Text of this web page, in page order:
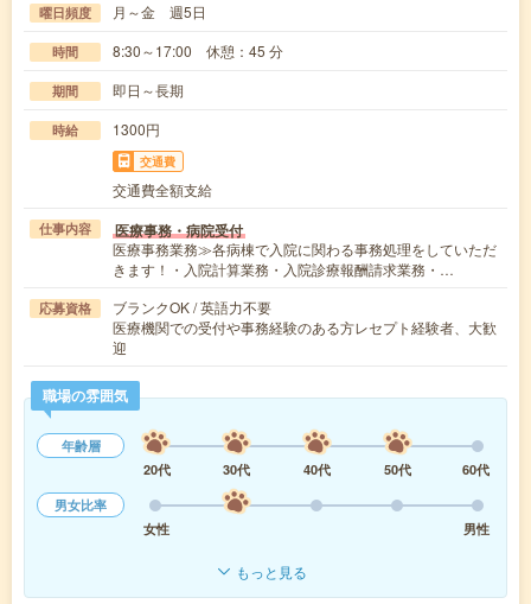
曜日頻度 月～金 週5日
時間 8:30～17:00 休憩：45 分
期間 即日～長期
時給 1300円
交通費
交通費全額支給
仕事内容 医療事務・病院受付
医療事務業務≫各病棟で入院に関わる事務処理をしていただ
きます！・入院計算業務・入院診療報酬請求業務・…
応募資格
ブランクOK / 英語力不要
医療機関での受付や事務経験のある方レセプト経験者、大歓
迎
職場の雰囲気
年齢層
20代
30代 40代 50代
60代
男女比率
女性
男性
もっと見る